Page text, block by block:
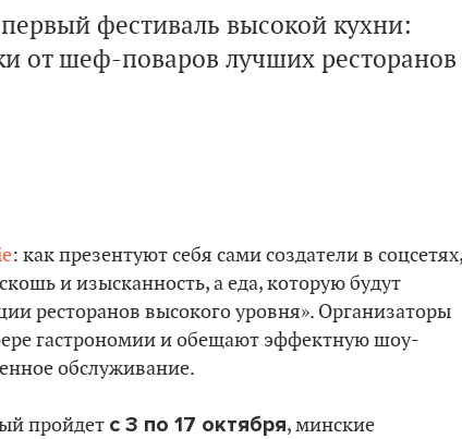
фестиваль высокой кухни:
от шеф-поваров лучших ресторанов
: как презентуют себя сами создатели в соцсетях,
и изысканность, а еда, которую будут
ресторанов высокого уровня». Организаторы
гастрономии и обещают эффектную шоу-
обслуживание.
пройдет с 3 по 17 октября, минские